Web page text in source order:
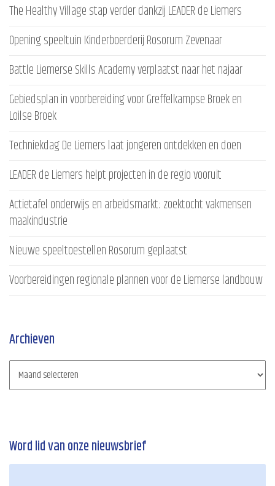
The Healthy Village stap verder dankzij LEADER de Liemers
Opening speeltuin Kinderboerderij Rosorum Zevenaar
Battle Liemerse Skills Academy verplaatst naar het najaar
Gebiedsplan in voorbereiding voor Greffelkampse Broek en
Loilse Broek
Techniekdag De Liemers laat jongeren ontdekken en doen
LEADER de Liemers helpt projecten in de regio vooruit
Actietafel onderwijs en arbeidsmarkt: zoektocht vakmensen
maakindustrie
Nieuwe speeltoestellen Rosorum geplaatst
Voorbereidingen regionale plannen voor de Liemerse landbouw
Archieven
Word lid van onze nieuwsbrief